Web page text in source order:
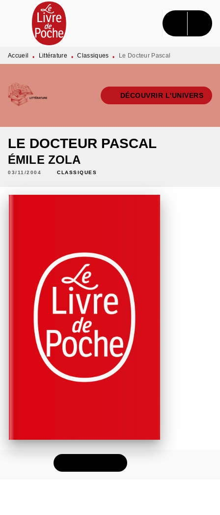
MENU RECHERCHE CONTENU
PIED DE PAGE
Accueil • Littérature • Classiques • Le Docteur Pascal
DÉCOUVRIR L'UNIVERS
LE DOCTEUR PASCAL
ÉMILE ZOLA
03/11/2004 CLASSIQUES